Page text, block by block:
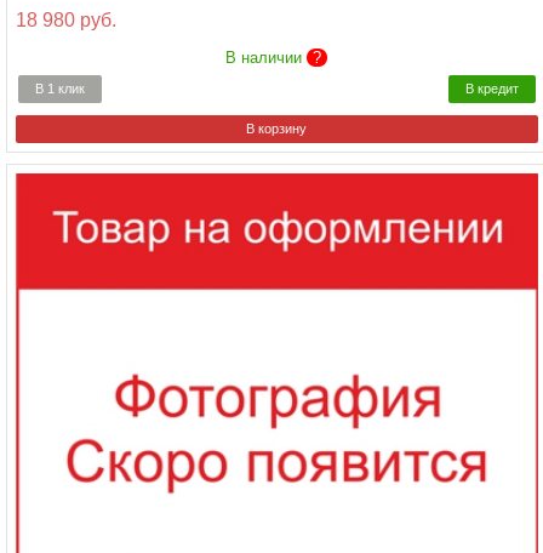
18 980 руб.
В наличии ?
В 1 клик В кредит